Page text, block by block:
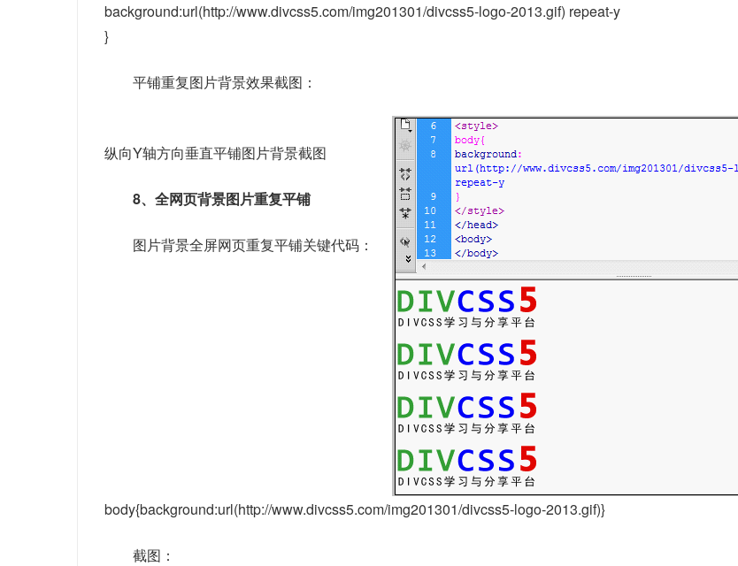
background:url(http://www.divcss5.com/img201301/divcss5-logo-2013.gif) repeat-y
}
平铺重复图片背景效果截图：
纵向Y轴方向垂直平铺图片背景截图
8、全网页背景图片重复平铺
图片背景全屏网页重复平铺关键代码：
body{background:url(http://www.divcss5.com/img201301/divcss5-logo-2013.gif)}
截图：